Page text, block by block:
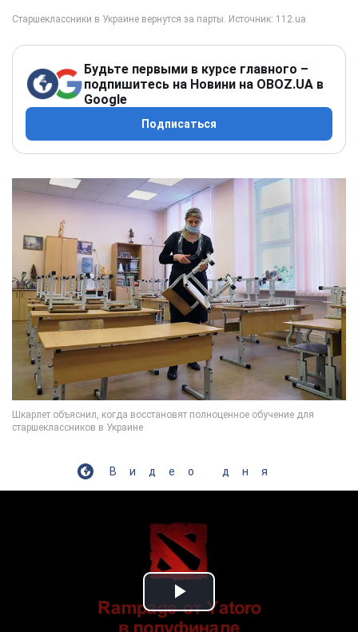
Будьте первыми в курсе главного –
подпишитесь на Новини на OBOZ.UA в
Google
Подписаться
Видео дня
Play Video